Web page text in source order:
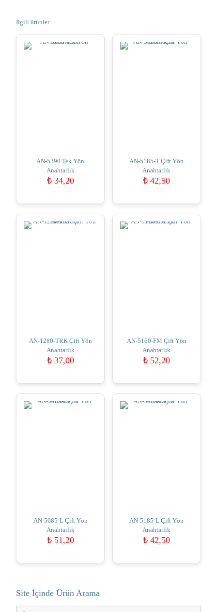
İlgili ürünler
AN-5390 Tek Yön
Anahtarlık
₺34,20
AN-5185-T Çift Yön
Anahtarlık
₺ 42,50
AN-1280-TRK Çift Yön
Anahtarlık
₺37,00
AN-5160-FM Çift Yön
Anahtarlık
₺ 52,20
AN-5085-L Çift Yön
Anahtarlık
₺51,20
AN-5185-L Çift Yön
Anahtarlık
₺ 42,50
Site İçinde Ürün Arama